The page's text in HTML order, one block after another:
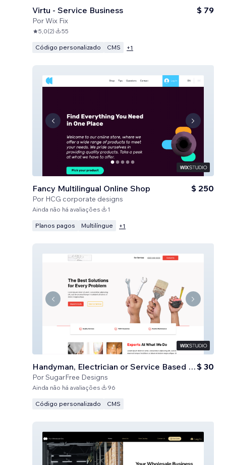
Virtu - Service Business
PorWix Fix
$ 79
5,0(2) 55
Código personalizado CMS +1
Fancy Multilingual Online Shop
Por HCG corporate designs
$ 250
Ainda não há avaliações 1
Planos pagos Multilíngue +1
Handyman, Electrician or Service Based Business
PorSugarFree Designs
$ 30
Ainda não há avaliações 96
Código personalizado CMS